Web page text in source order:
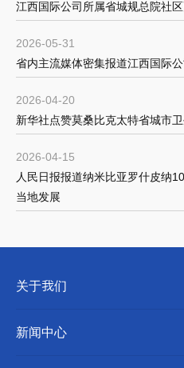
江西国际公司所属省城规总院社
2026-05-31
省内主流媒体密集报道江西国际
2026-04-20
新华社点赞莫桑比克太特省城市
2026-04-15
人民日报报道纳米比亚罗什皮纳
当地发展
关于我们
新闻中心